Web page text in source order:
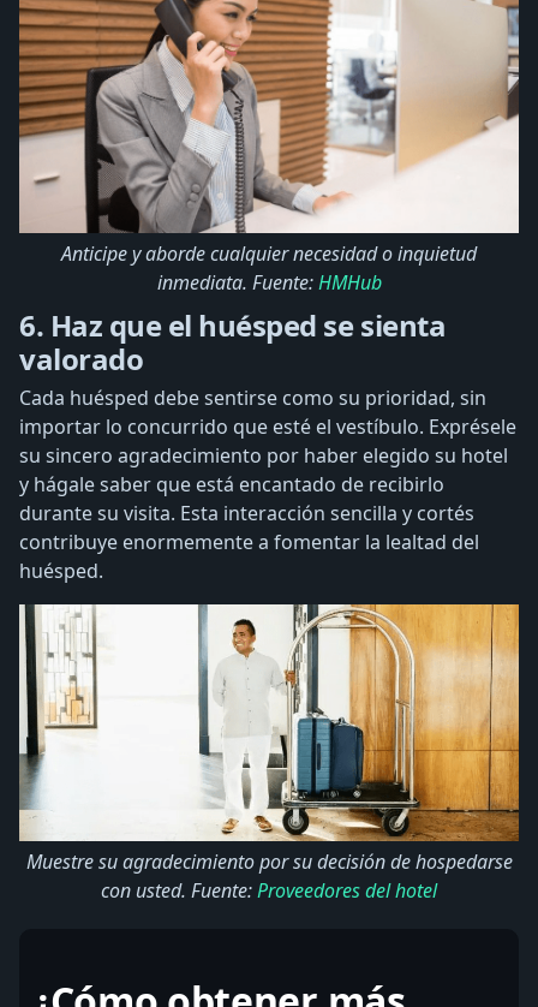
Anticipe y aborde cualquier necesidad o inquietud
inmediata. Fuente:HMHub
6. Haz que el huésped se sienta
valorado
Cada huésped debe sentirse como su prioridad, sin
importar lo concurrido que esté el vestíbulo. Exprésele
su sincero agradecimiento por haber elegido su hotel
y hágale saber que está encantado de recibirlo
durante su visita. Esta interacción sencilla y cortés
contribuye enormemente a fomentar la lealtad del
huésped.
Muestre su agradecimiento por su decisión de hospedarse
con usted. Fuente:Proveedores del hotel